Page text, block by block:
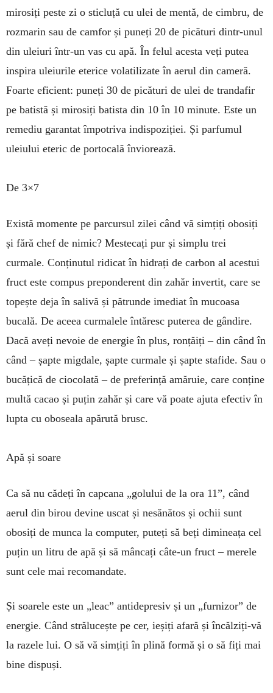
mirosiți peste zi o sticluță cu ulei de mentă, de cimbru, de
rozmarin sau de camfor și puneți 20 de picături dintr-unul
din uleiuri într-un vas cu apă. În felul acesta veți putea
inspira uleiurile eterice vola­tilizate în aerul din cameră.
Foarte eficient: puneți 30 de picături de ulei de trandafir
pe batistă și mirosiți batista din 10 în 10 minute. Este un
remediu garantat împotriva indispoziției. Și parfumul
uleiului eteric de portocală înviorează.
De 3×7
Există momente pe parcur­sul zilei când vă simțiți obosiți
și fără chef de nimic? Mestecați pur și simplu trei
curmale. Conținutul ridicat în hidrați de carbon al aces­tui
fruct este compus prepon­derent din zahăr in­vertit, care se
topește deja în salivă și pătrunde imediat în mucoasa
bucală. De aceea curmalele întăresc puterea de gândire.
Dacă aveți nevoie de energie în plus, ronțăiți – din când în
când – șapte migdale, șapte curmale și șapte stafide. Sau o
bucățică de ciocolată – de preferință amăruie, care conține
multă cacao și puțin zahăr și care vă poate ajuta efectiv în
lupta cu oboseala apărută brusc.
Apă și soare
Ca să nu cădeți în capcana „golului de la ora 11”, când
aerul din birou devine uscat și nesănătos și ochii sunt
obosiți de munca la computer, puteți să beți dimineața cel
puțin un litru de apă și să mâncați câte-un fruct – merele
sunt cele mai recomandate.
Și soarele este un „leac” antidepresiv și un „furni­zor” de
energie. Când strălucește pe cer, ieșiți afară și încălziți-vă
la razele lui. O să vă simțiți în plină formă și o să fiți mai
bine dispuși.